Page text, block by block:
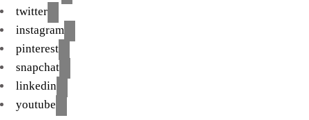
twitter
instagram
pinterest
snapchat
linkedin
youtube